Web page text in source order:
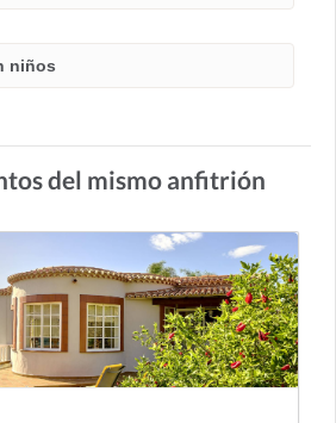
niños
del mismo anfitrión